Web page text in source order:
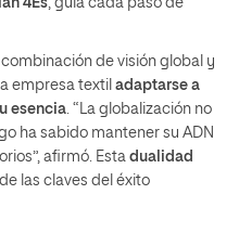
4Es, guía cada paso de
de visión global y
empresa textil adaptarse a
esencia. “La globalización no
ha sabido mantener su ADN
afirmó. Esta dualidad
las claves del éxito